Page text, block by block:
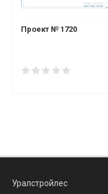
Проект № 1720
Уралстройлес